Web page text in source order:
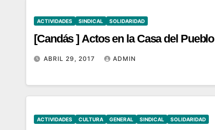
ACTIVIDADES SINDICAL SOLIDARIDAD
[Candás ] Actos en la Casa del Pueblo
ABRIL 29, 2017 ADMIN
ACTIVIDADES CULTURA GENERAL SINDICAL SOLIDARIDAD